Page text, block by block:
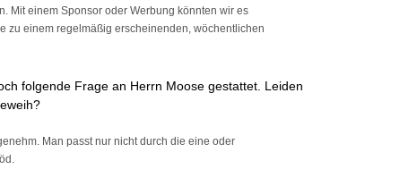
Mit einem Sponsor oder Werbung könnten wir es
zu einem regelmäßig erscheinenden, wöchentlichen
folgende Frage an Herrn Moose gestattet. Leiden
Man passt nur nicht durch die eine oder